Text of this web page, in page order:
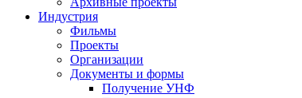
Индустрия
Фильмы
Проекты
Организации
Документы и формы
Получение УНФ